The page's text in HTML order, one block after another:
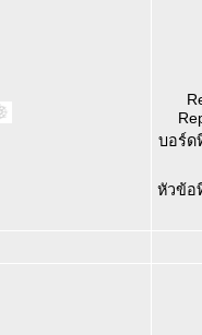
บอร์ด
หัวข้อ